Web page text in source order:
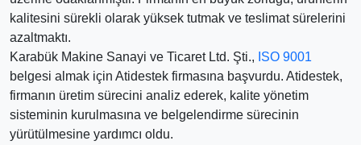
kalitesini sürekli olarak yüksek tutmak ve teslimat sürelerini
azaltmaktı.
Karabük Makine Sanayi ve Ticaret Ltd. Şti., ISO 9001
belgesi almak için Atidestek firmasına başvurdu. Atidestek,
firmanın üretim sürecini analiz ederek, kalite yönetim
sisteminin kurulmasına ve belgelendirme sürecinin
yürütülmesine yardımcı oldu.